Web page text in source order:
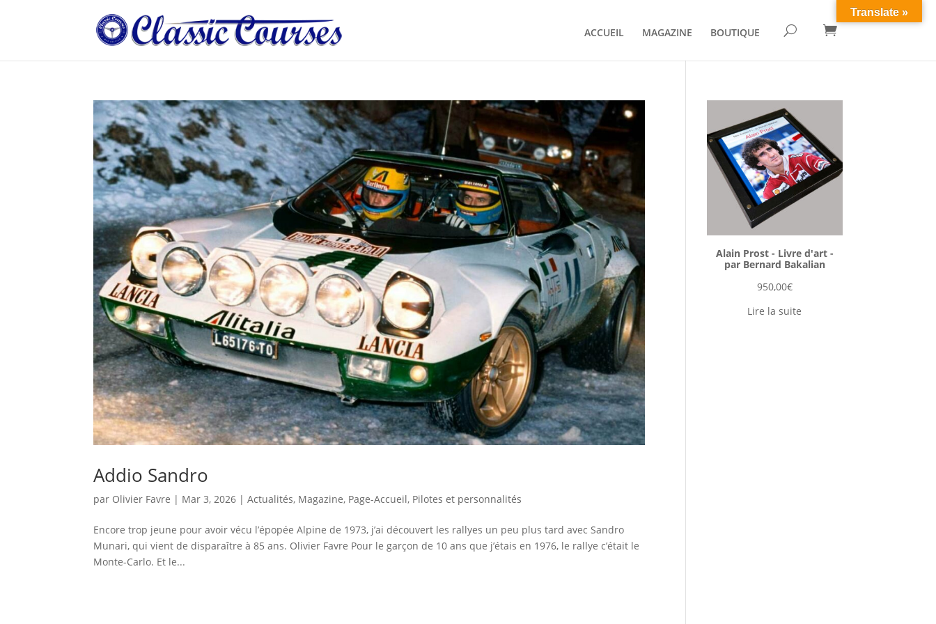
ACCUEIL MAGAZINE BOUTIQUE U 
Addio Sandro
par Olivier Favre | Mar 3, 2026 |Actualités, Magazine, Page-Accueil, Pilotes et personnalités
Encore trop jeune pour avoir vécu l’épopée Alpine de 1973, j’ai découvert les rallyes un peu plus tard avec Sandro
Munari, qui vient de disparaître à 85 ans. Olivier Favre Pour le garçon de 10 ans que j’étais en 1976, le rallye c’était le
Monte-Carlo. Et le...
Alain Prost - Livre d'art -
par Bernard Bakalian
950,00€
Lire la suite
Translate »